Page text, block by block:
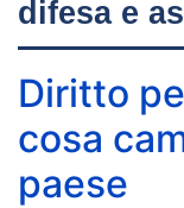
difesa e
Diritto
cosa
paese